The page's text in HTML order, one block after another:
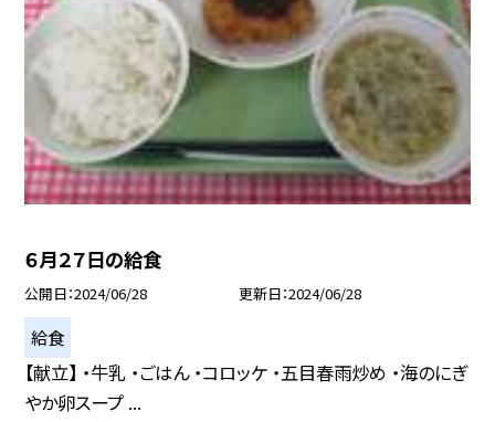
６月２７日の給食
公開日 2024/06/28 更新日 2024/06/28
給食
【献立】 ・牛乳 ・ごはん ・コロッケ ・五目春雨炒め ・海のにぎ
やか卵スープ ...